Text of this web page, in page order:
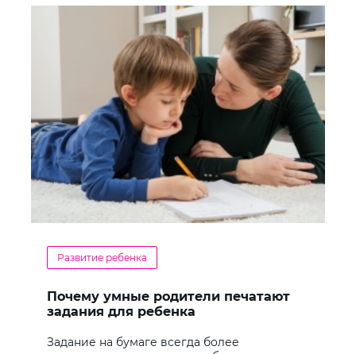
Развитие ребенка
Почему умные родители печатают
задания для ребенка
Задание на бумаге всегда более